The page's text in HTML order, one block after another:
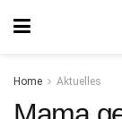
Home Aktuelles